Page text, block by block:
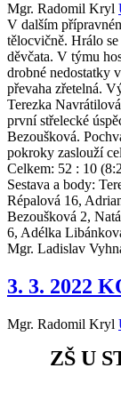
Mgr. Radomil Kryl
V dalším
tělocvičně. Hrálo se
děvčata. V týmu
drobné nedostatky
převaha zřetelná.
Terezka
první střelecké
Bezoušková.
pokroky zaslouží
Celkem: 52 : 10
Sestava a body:
Répalová 16,
Bezoušková 2,
6, Adélka
Mgr. Ladislav
3. 3. 2022
Mgr. Radomil Kryl
ZŠ U